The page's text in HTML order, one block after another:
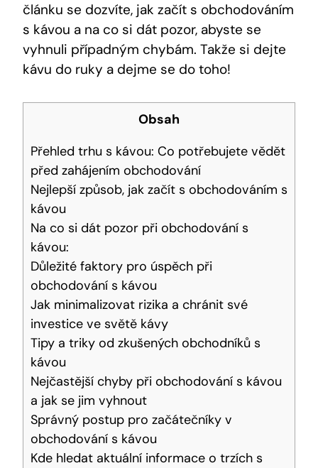
článku se dozvíte, jak začít s obchodováním
s kávou a na co si dát pozor, abyste se
vyhnuli případným chybám. Takže si dejte
kávu do ruky a dejme se do toho!
Obsah
Přehled trhu s kávou: Co potřebujete vědět
před zahájením obchodování
Nejlepší způsob, jak začít s obchodováním s
kávou
Na co si dát pozor při obchodování s
kávou:
Důležité faktory pro úspěch při
obchodování s kávou
Jak minimalizovat rizika a chránit své
investice ve světě kávy
Tipy a triky od zkušených obchodníků s
kávou
Nejčastější chyby při obchodování s kávou
a jak se jim vyhnout
Správný postup pro začátečníky v
obchodování s kávou
Kde hledat aktuální informace o trzích s